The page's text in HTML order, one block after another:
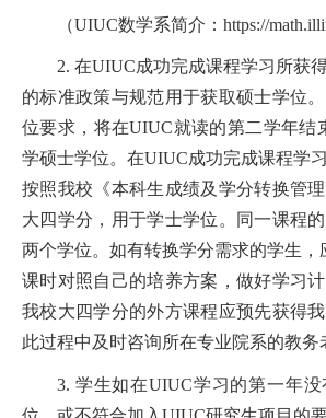
（UIUC数学系简介： https://
2. 在UIUC成功完成课程学习所获
的标准政策与规范用于获取硕士学位
位要求，将在UIUC就读的第二学年结
学硕士学位。在UIUC成功完成课程学
按照我校《本科生成绩及学分转换管
大四学分，用于学士学位。同一课程
两个学位。如有转换学分需求的学生
课时对照自己的培养方案，做好学习
我校大四学分的外方课程应预先获得
此过程中及时咨询所在专业院系的教务
3. 学生如在UIUC学习的第一年